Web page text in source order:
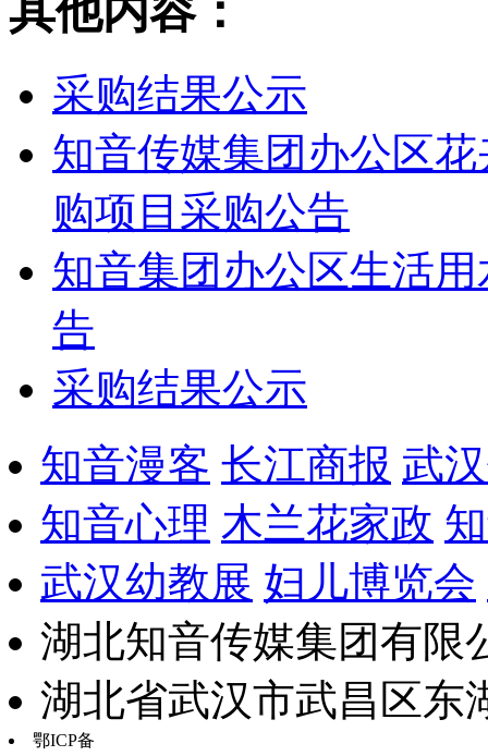
其他内容：
采购结果公示
知音传媒集团办公区
购项目采购公告
知音集团办公区生活
告
采购结果公示
知音漫客 长江商报 武
知音心理 木兰花家政
武汉幼教展 妇儿博览会
湖北知音传媒集团有限
湖北省武汉市武昌区东
鄂ICP备